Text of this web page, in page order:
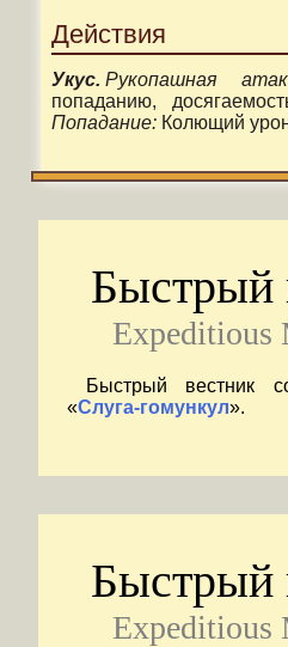
Действия
Укус. Рукопашная
попаданию,
Попадание:Колющий урон
Быстрый
Expeditious
Быстрый вестник
«Слуга-гомункул».
Быстрый
Expeditious